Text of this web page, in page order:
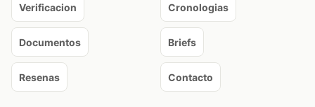
Verificacion Cronologias
Documentos Briefs
Resenas Contacto